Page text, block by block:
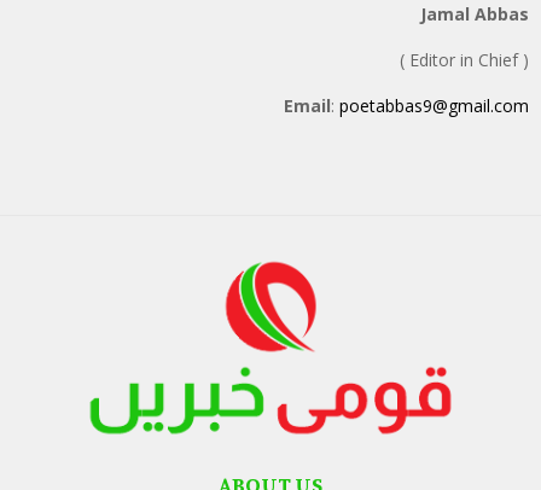
Jamal Abbas
( Editor in Chief )
Email: poetabbas9@gmail.com
ABOUT US